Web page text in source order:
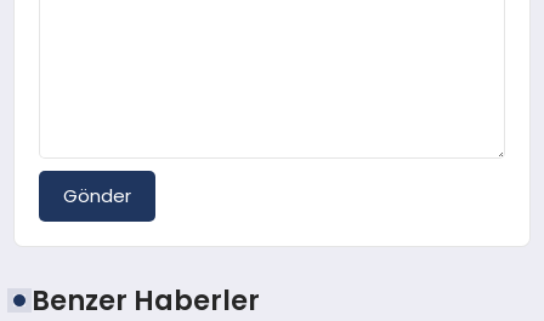
Gönder
Benzer Haberler